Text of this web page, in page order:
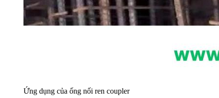
Ứng dụng của ống nối ren coupler